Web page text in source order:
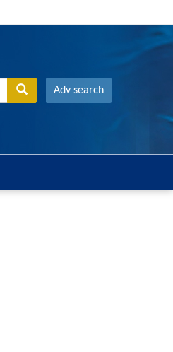
Adv search